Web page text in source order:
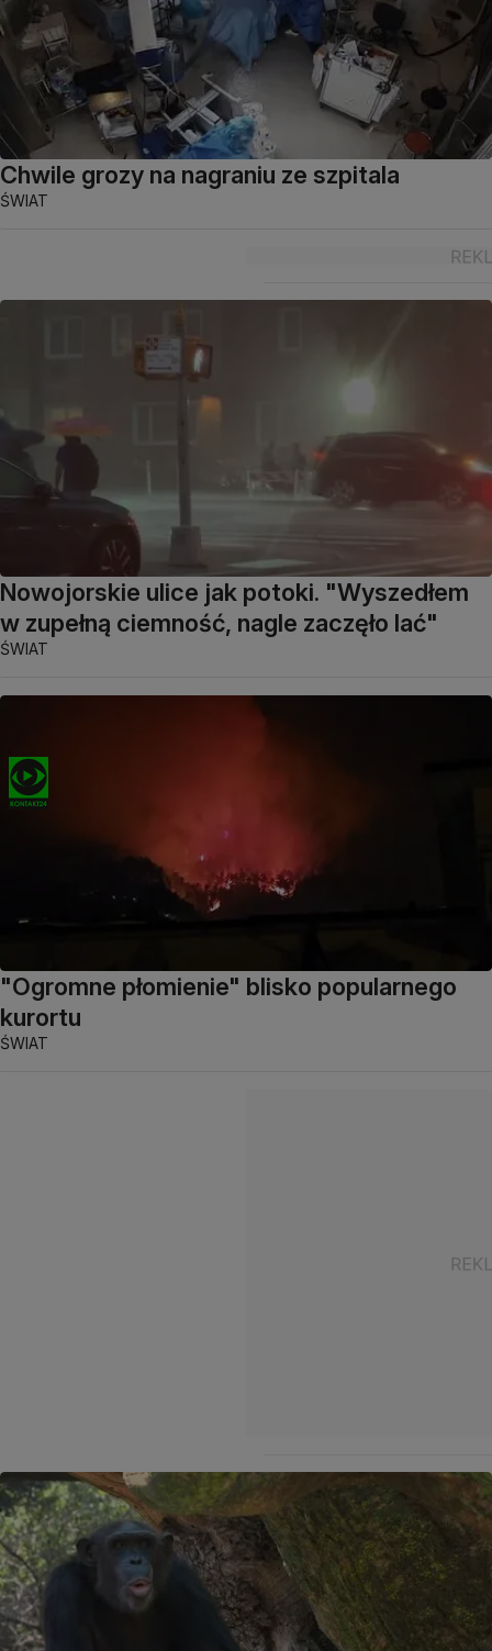
Chwile grozy na nagraniu ze szpitala
ŚWIAT
Nowojorskie ulice jak potoki. "Wyszedłem
w zupełną ciemność, nagle zaczęło lać"
ŚWIAT
"Ogromne płomienie" blisko popularnego
kurortu
ŚWIAT